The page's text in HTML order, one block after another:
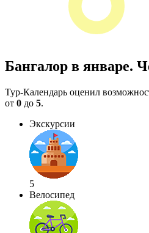
Бангалор в январе.
Тур-Календарь оценил
от 0 до 5.
Экскурсии
5
Велосипед